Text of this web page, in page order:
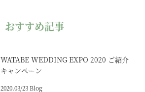
おすすめ記事
WATABE WEDDING EXPO 2020 ご紹介
キャンペーン
2020.03/23 Blog